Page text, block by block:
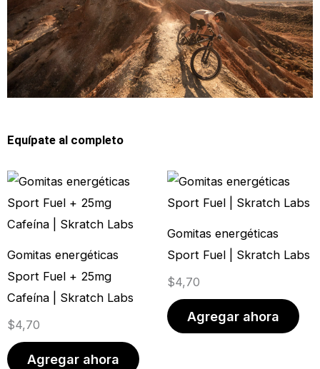
Equípate al completo
Gomitas energéticas
Sport Fuel + 25mg
Cafeína | Skratch Labs
$4,70
Agregar ahora
Gomitas energéticas
Sport Fuel | Skratch Labs
$4,70
Agregar ahora